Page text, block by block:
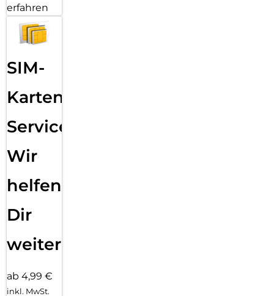
erfahren
SIM-
Karten
Service:
Wir
helfen
Dir
weiter
ab 4,99 €
inkl. MwSt.